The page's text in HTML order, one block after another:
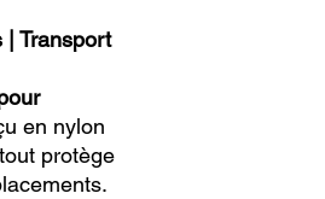
| Transport
en nylon
protège